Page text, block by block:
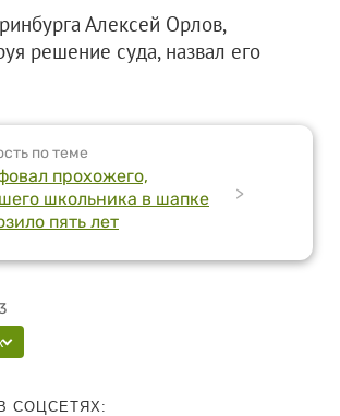
Алексей Орлов,
решение суда, назвал его
по теме
прохожего,
школьника в шапке
пять лет
>
СОЦСЕТЯХ: